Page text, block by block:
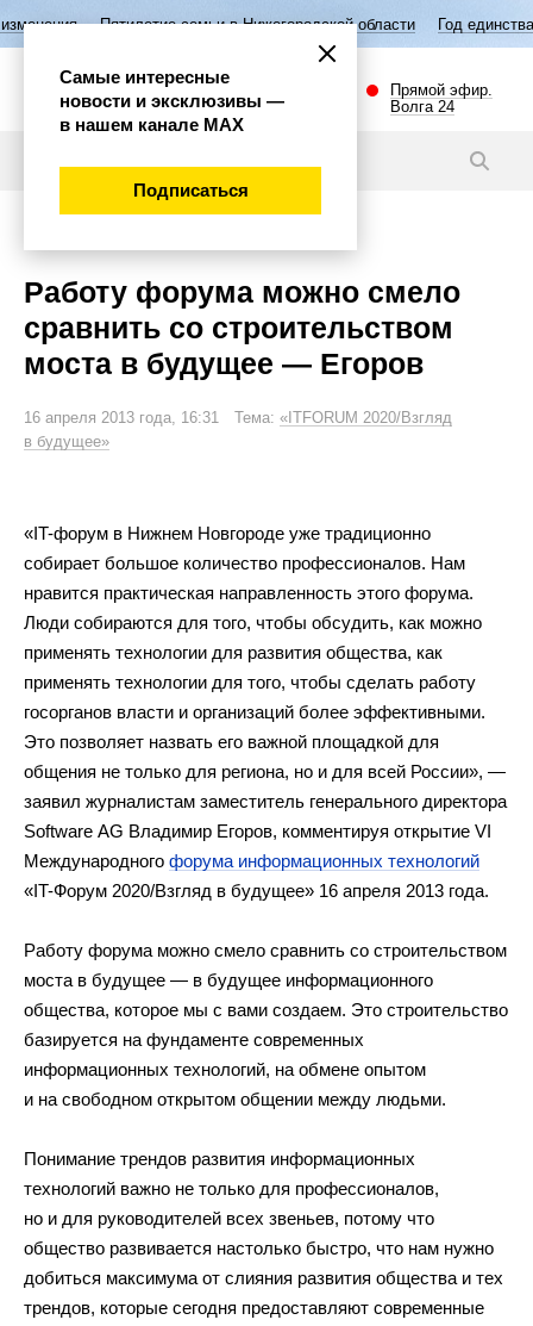
семьи в Нижегородской области Год единства народов
Прямой эфир.
Волга 24
Работу форума можно смело
сравнить со строительством
моста в будущее — Егоров
16 апреля 2013 года, 16:31 Тема: «ITFORUM 2020/Взгляд
в будущее»
«IT-форум в Нижнем Новгороде уже традиционно
собирает большое количество профессионалов. Нам
нравится практическая направленность этого форума.
Люди собираются для того, чтобы обсудить, как можно
применять технологии для развития общества, как
применять технологии для того, чтобы сделать работу
госорганов власти и организаций более эффективными.
Это позволяет назвать его важной площадкой для
общения не только для региона, но и для всей России», —
заявил журналистам заместитель генерального директора
Software AG Владимир Егоров, комментируя открытие VI
Международного форума информационных технологий
«IT-Форум 2020/Взгляд в будущее» 16 апреля 2013 года.
Работу форума можно смело сравнить со строительством
моста в будущее — в будущее информационного
общества, которое мы с вами создаем. Это строительство
базируется на фундаменте современных
информационных технологий, на обмене опытом
и на свободном открытом общении между людьми.
Понимание трендов развития информационных
технологий важно не только для профессионалов,
но и для руководителей всех звеньев, потому что
общество развивается настолько быстро, что нам нужно
добиться максимума от слияния развития общества и тех
трендов, которые сегодня предоставляют современные
Самые интересные
новости и эксклюзивы —
в нашем канале МАХ
Подписаться